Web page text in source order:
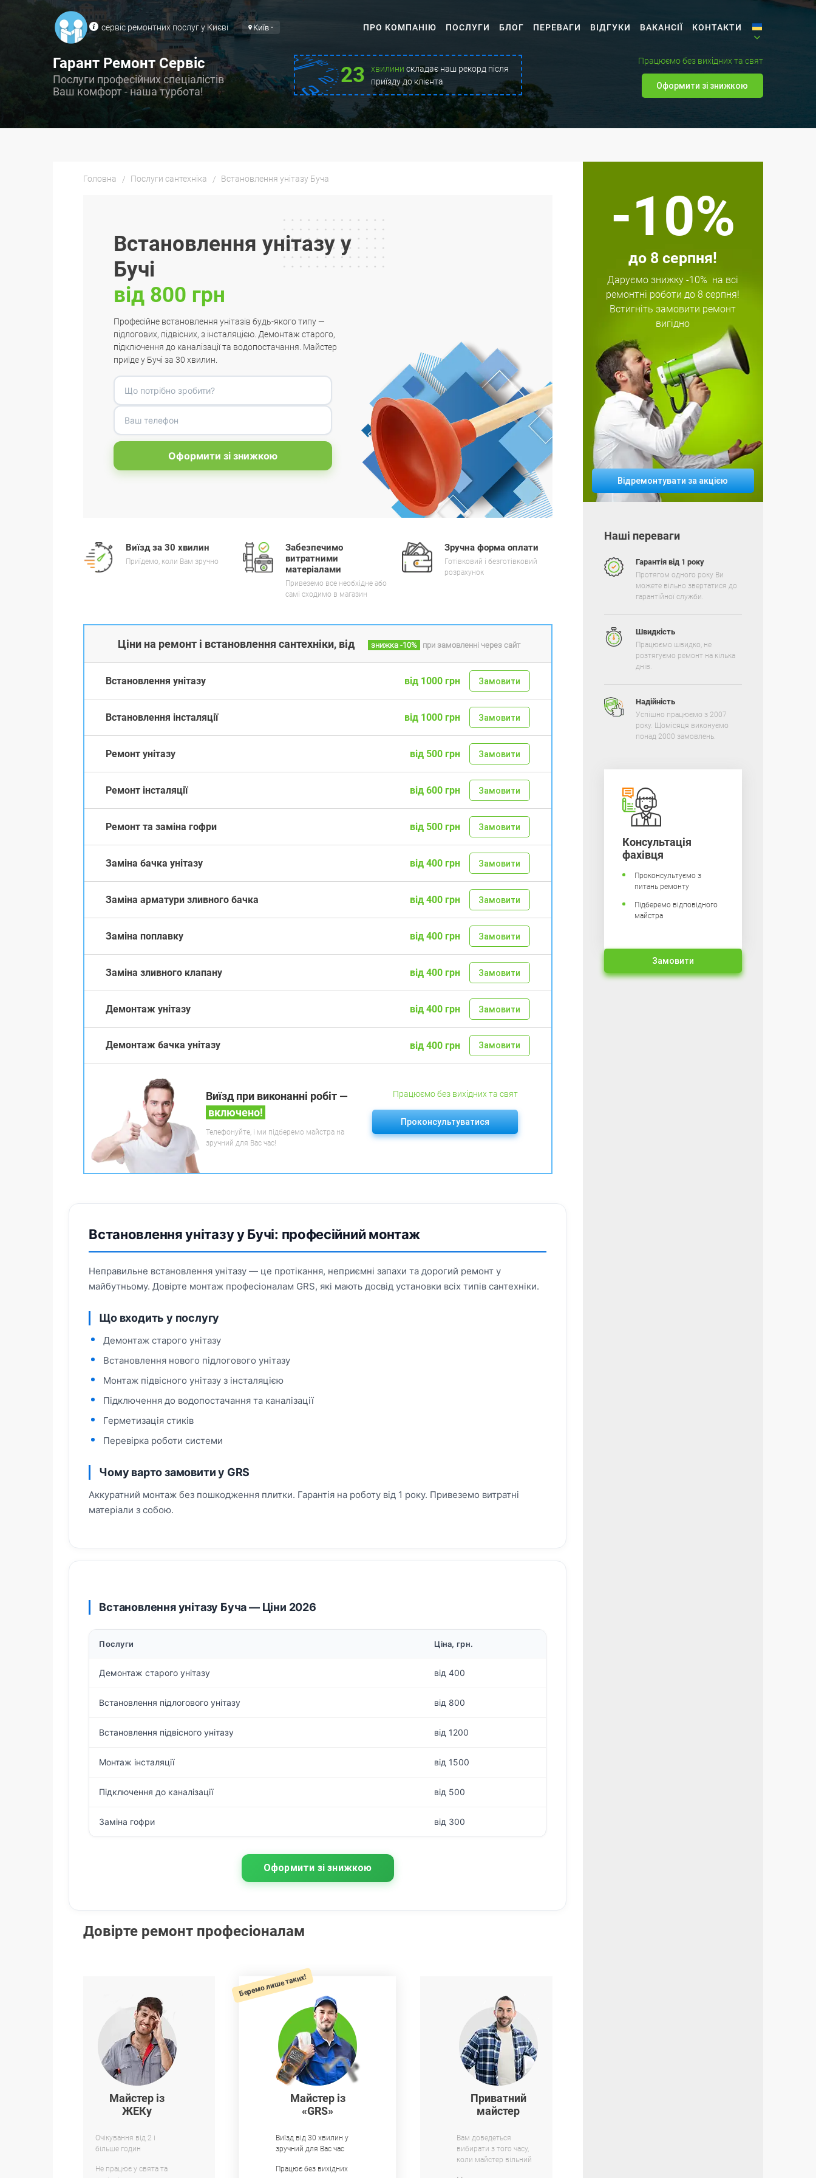
сервіс ремонтних послуг у Києві Київ ПРО КОМПАНІЮ ПОСЛУГИ БЛОГ ПЕРЕВАГИ ВІДГУКИ ВАКАНСІЇ КОНТАКТИ
Гарант Ремонт Сервіс
Послуги професійних спеціалістів
Ваш комфорт - наша турбота!
23 хвилини складає наш рекорд після
приїзду до клієнта
Працюємо без вихідних та свят
Оформити зі знижкою
Головна Послуги сантехніка Встановлення унітазу Буча
Встановлення унітазу у
Бучі
від 800 грн
Професійне встановлення унітазів будь-якого типу —
підлогових, підвісних, з інсталяцією. Демонтаж старого,
підключення до каналізації та водопостачання. Майстер
приїде у Бучі за 30 хвилин.
Оформити зі знижкою
Виїзд за 30 хвилин
Приїдемо, коли Вам зручно
Забезпечимо
витратними
матеріалами
Привеземо все необхідне або
самі сходимо в магазин
Зручна форма оплати
Готівковий і безготівковий
розрахунок
Ціни на ремонт і встановлення сантехніки, від знижка -10% при замовленні через сайт
Встановлення унітазу від 1000 грн Замовити
Встановлення інсталяції від 1000 грн Замовити
Ремонт унітазу від 500 грн Замовити
Ремонт інсталяції від 600 грн Замовити
Ремонт та заміна гофри від 500 грн Замовити
Заміна бачка унітазу від 400 грн Замовити
Заміна арматури зливного бачка від 400 грн Замовити
Заміна поплавку від 400 грн Замовити
Заміна зливного клапану від 400 грн Замовити
Демонтаж унітазу від 400 грн Замовити
Демонтаж бачка унітазу від 400 грн Замовити
Виїзд при виконанні робіт —
включено!
Телефонуйте, і ми підберемо майстра на
зручний для Вас час!
Працюємо без вихідних та свят
Проконсультуватися
Встановлення унітазу у Бучі: професійний монтаж
Неправильне встановлення унітазу — це протікання, неприємні запахи та дорогий ремонт у
майбутньому. Довірте монтаж професіоналам GRS, які мають досвід установки всіх типів сантехніки.
Що входить у послугу
Демонтаж старого унітазу
Встановлення нового підлогового унітазу
Монтаж підвісного унітазу з інсталяцією
Підключення до водопостачання та каналізації
Герметизація стиків
Перевірка роботи системи
Чому варто замовити у GRS
Аккуратний монтаж без пошкодження плитки. Гарантія на роботу від 1 року. Привеземо витратні
матеріали з собою.
Встановлення унітазу Буча — Ціни 2026
Послуги Ціна, грн.
Демонтаж старого унітазу від 400
Встановлення підлогового унітазу від 800
Встановлення підвісного унітазу від 1200
Монтаж інсталяції від 1500
Підключення до каналізації від 500
Заміна гофри від 300
Оформити зі знижкою
Довірте ремонт професіоналам
Майстер із
«GRS»
Виїзд від 30 хвилин у
зручний для Вас час
Працює без вихідних
Беремо лише таких!
Майстер із
ЖЕКу
Очікування від 2 і
більше годин
Не працює у свята та
Приватний
майстер
Вам доведеться
вибирати з того часу,
коли майстер вільний
-10%
до 8 серпня!
Даруємо знижку-10% на всі
ремонтні роботидо 8 серпня!
Встигніть замовити ремонт
вигідно
Відремонтувати за акцією
Наші переваги
Гарантія від 1 року
Протягом одного року Ви
можете вільно звертатися до
гарантійної служби.
Швидкість
Працюємо швидко, не
розтягуємо ремонт на кілька
днів.
Надійність
Успішно працюємо з 2007
року. Щомісяця виконуємо
понад 2000 замовлень.
Консультація
фахівця
Проконсультуємо з
питань ремонту
Підберемо відповідного
майстра
Замовити